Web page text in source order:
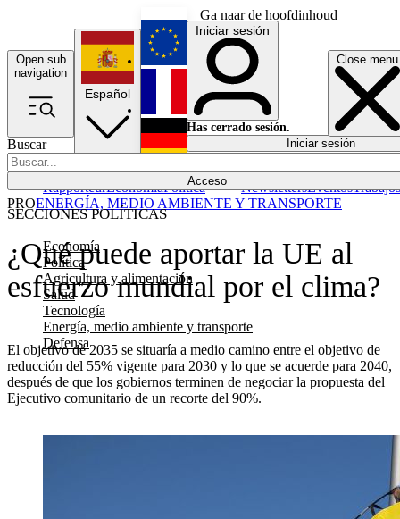
Ga naar de hoofdinhoud
Open sub
navigation
Close menu
Buscar
Acceso
SECCIONES POLÍTICAS
Economía
Política
Agricultura y alimentación
Salud
Tecnología
Energía, medio ambiente y transporte
Defensa
RapporteurEconomíaPolítica NewslettersEventosTrabajos
Español
English
Français
Iniciar sesión
Has cerrado sesión.
Iniciar sesión
¿Qué puede aportar la UE al
esfuerzo mundial por el clima?
El objetivo de 2035 se situaría a medio camino entre el objetivo de
reducción del 55% vigente para 2030 y lo que se acuerde para 2040,
después de que los gobiernos terminen de negociar la propuesta del
Ejecutivo comunitario de un recorte del 90%.
PROENERGÍA, MEDIO AMBIENTE Y TRANSPORTE